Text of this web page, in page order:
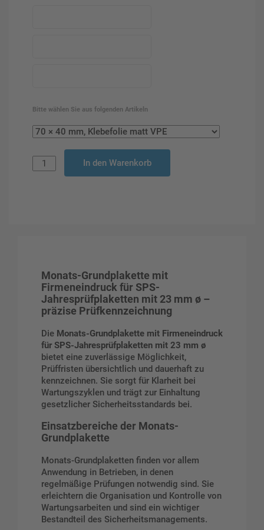
Bitte wählen Sie aus folgenden Artikeln
In den Warenkorb
Monats-Grundplakette mit
Firmeneindruck für SPS-
Jahresprüfplaketten mit 23 mm ø –
präzise Prüfkennzeichnung
Die Monats-Grundplakette mit Firmeneindruck
für SPS-Jahresprüfplaketten mit 23 mm ø
bietet eine zuverlässige Möglichkeit,
Prüffristen übersichtlich und dauerhaft zu
kennzeichnen. Sie sorgt für Klarheit bei
Wartungszyklen und trägt zur Einhaltung
gesetzlicher Sicherheitsstandards bei.
Einsatzbereiche der Monats-
Grundplakette
Monats-Grundplaketten finden vor allem
Anwendung in Betrieben, in denen
regelmäßige Prüfungen notwendig sind. Sie
erleichtern die Organisation und Kontrolle von
Wartungsarbeiten und sind ein wichtiger
Bestandteil des Sicherheitsmanagements.